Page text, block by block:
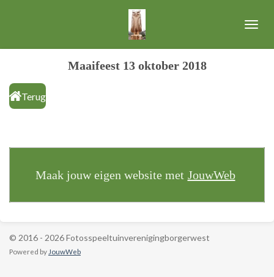
Maaifeest 13 oktober 2018
Terug
Maak jouw eigen website met JouwWeb
© 2016 - 2026 Fotosspeeltuinverenigingborgerwest
Powered by JouwWeb